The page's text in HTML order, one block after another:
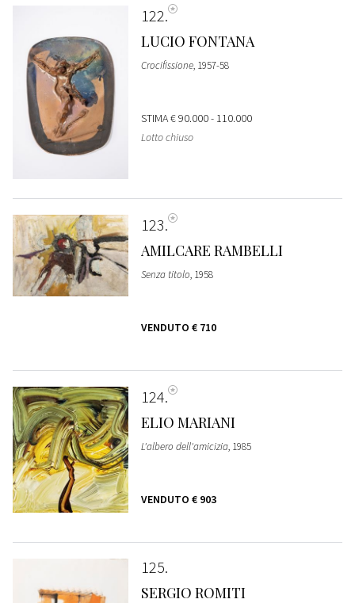
122
LUCIO FONTANA
Crocifissione, 1957-58
STIMA€ 90.000 - 110.000
Lotto chiuso
123
AMILCARE RAMBELLI
Senza titolo, 1958
VENDUTO € 710
124
ELIO MARIANI
L'albero dell'amicizia, 1985
VENDUTO € 903
125
SERGIO ROMITI